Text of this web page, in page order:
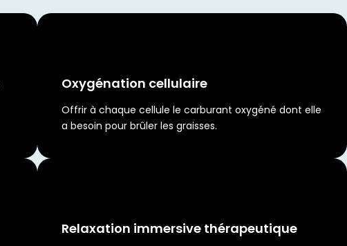
Oxygénation cellulaire
Offrir à chaque cellule le carburant oxygéné dont elle
a besoin pour brûler les graisses.
Relaxation immersive thérapeutique